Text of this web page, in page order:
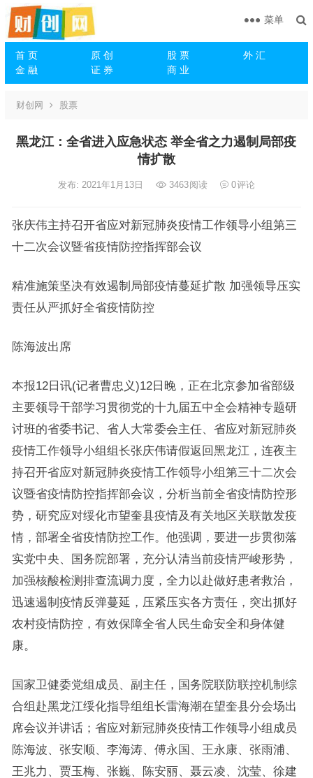
首 页 原 创 股 票
外 汇
金 融
证 券 商 业
菜单
财创网 股票
黑龙江：全省进入应急状态 举全省之力遏制局部疫
情扩散
发布: 2021年1月13日 3463阅读 0评论
张庆伟主持召开省应对新冠肺炎疫情工作领导小组第三
十二次会议暨省疫情防控指挥部会议
精准施策坚决有效遏制局部疫情蔓延扩散 加强领导压实
责任从严抓好全省疫情防控
陈海波出席
本报12日讯(记者曹忠义)12日晚，正在北京参加省部级
主要领导干部学习贯彻党的十九届五中全会精神专题研
讨班的省委书记、省人大常委会主任、省应对新冠肺炎
疫情工作领导小组组长张庆伟请假返回黑龙江，连夜主
持召开省应对新冠肺炎疫情工作领导小组第三十二次会
议暨省疫情防控指挥部会议，分析当前全省疫情防控形
势，研究应对绥化市望奎县疫情及有关地区关联散发疫
情，部署全省疫情防控工作。他强调，要进一步贯彻落
实党中央、国务院部署，充分认清当前疫情严峻形势，
加强核酸检测排查流调力度，全力以赴做好患者救治，
迅速遏制疫情反弹蔓延，压紧压实各方责任，突出抓好
农村疫情防控，有效保障全省人民生命安全和身体健
康。
国家卫健委党组成员、副主任，国务院联防联控机制综
合组赴黑龙江绥化指导组组长雷海潮在望奎县分会场出
席会议并讲话；省应对新冠肺炎疫情工作领导小组成员
陈海波、张安顺、李海涛、傅永国、王永康、张雨浦、
王兆力、贾玉梅、张巍、陈安丽、聂云凌、沈莹、徐建